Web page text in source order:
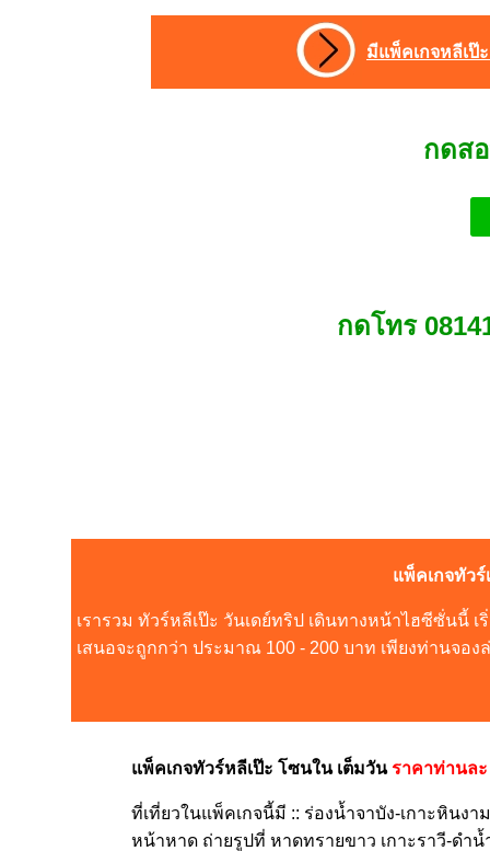
มีแพ็คเกจหลีเป๊
กดส
กดโทร
แพ็คเกจทัวร์
เรารวม ทัวร์หลีเป๊ะ วันเดย์ทริป เดินทางหน้าไฮซีซั่นนี้
เสนอจะถูกกว่า ประมาณ 100 - 200 บาท เพียงท่านจอง
แพ็คเกจทัวร์หลีเป๊ะ โซนใน เต็มวันราคาท่านล
ที่เที่ยวในแพ็คเกจนี้มี :: ร่องน้ำจาบัง-เกาะหินง
หน้าหาด ถ่ายรูปที่ หาดทรายขาว เกาะราวี-ดำน้